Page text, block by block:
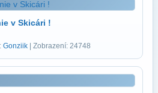
v Skicári !
Gonziik | Zobrazení: 24748